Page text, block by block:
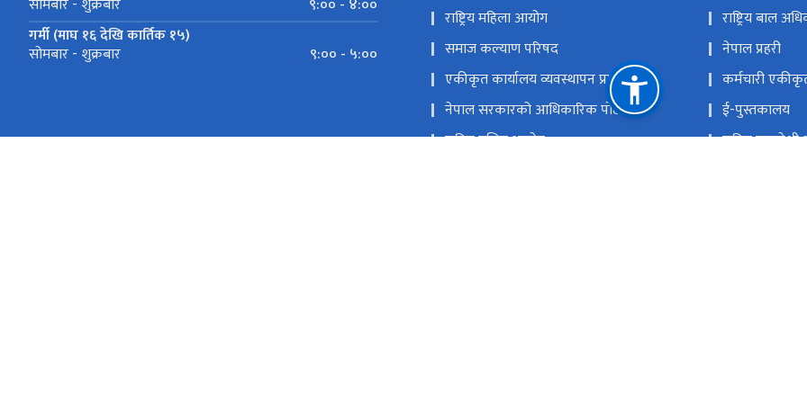
सोमबार - शुक्रबार
गर्मी (माघ १६ देखि कार्तिक १५)
सोमबार - शुक्रबार ९:०० - ५:००
राष्ट्रिय महिला आयोग
राष्ट्रिय बाल
समाज कल्याण परिषद
नेपाल प्रहरी
एकीकृत कार्यालय व्यवस्थापन प्रणाली
कर्मचारी
नेपाल सरकारको आधिकारिक पोर्टल
ई-पुस्तकालय
राष्ट्रिय दलित आयोग
राष्ट्रिय